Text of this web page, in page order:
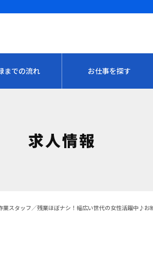
までの流れ お仕事を探す
求人情報
スタッフ／残業ほぼナシ！幅広い世代の女性活躍中♪お